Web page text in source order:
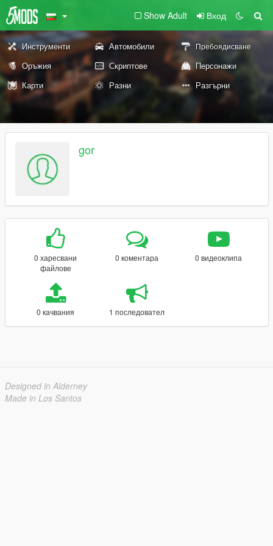
Show Adult Вход
Инструменти Автомобили Пребоядисване
Оръжия Скриптове
Персонажи
Карти
Разни Разгърни
gor
0 харесвани
файлове
0 коментара 0 видеоклипа
0 качвания 1 последовател
Designed in Alderney
Made in Los Santos